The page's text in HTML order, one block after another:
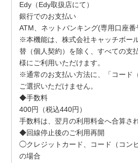
Edy（Edy取扱店にて）
銀行でのお支払い
ATM、ネットバンキング(専用口座番
※本機能は、株式会社キャッチボー
替（個人契約）を除く、すべての支
様にご利用いただけます。
※通常のお支払い方法に、「コード
ご選択いただけません。
◆手数料
400円（税込440円）
手数料は、翌月の利用料金へ合算さ
◆回線停止後のご利用再開
◯クレジットカード、コード（コン
の場合